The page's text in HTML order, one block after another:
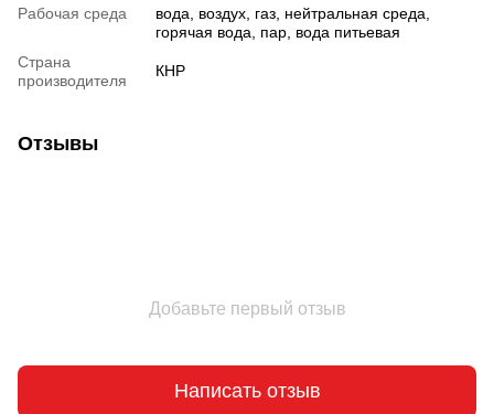
Рабочая среда
вода, воздух, газ, нейтральная среда,
горячая вода, пар, вода питьевая
Страна
производителя
КНР
Отзывы
Добавьте первый отзыв
Написать отзыв